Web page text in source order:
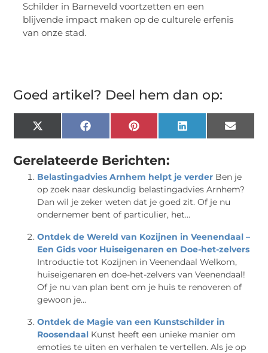
Schilder in Barneveld voortzetten en een
blijvende impact maken op de culturele erfenis
van onze stad.
Goed artikel? Deel hem dan op:
X
(Twitter)
FacebookPinterestLinkedInEmail
Gerelateerde Berichten:
Belastingadvies Arnhem helpt je verder Ben je
op zoek naar deskundig belastingadvies Arnhem?
Dan wil je zeker weten dat je goed zit. Of je nu
ondernemer bent of particulier, het...
Ontdek de Wereld van Kozijnen in Veenendaal –
Een Gids voor Huiseigenaren en Doe-het-zelvers
Introductie tot Kozijnen in Veenendaal Welkom,
huiseigenaren en doe-het-zelvers van Veenendaal!
Of je nu van plan bent om je huis te renoveren of
gewoon je...
Ontdek de Magie van een Kunstschilder in
Roosendaal Kunst heeft een unieke manier om
emoties te uiten en verhalen te vertellen. Als je op